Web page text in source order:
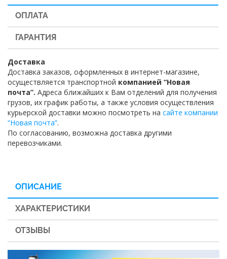
ОПЛАТА
ГАРАНТИЯ
Доставка
Доставка заказов, оформленных в интернет-магазине,
осуществляется транспортной компанией “Новая
почта”. Адреса ближайших к Вам отделений для получения
грузов, их график работы, а также условия осуществления
курьерской доставки можно посмотреть на сайте компании
“Новая почта”.
По согласованию, возможна доставка другими
перевозчиками.
ОПИСАНИЕ
ХАРАКТЕРИСТИКИ
ОТЗЫВЫ